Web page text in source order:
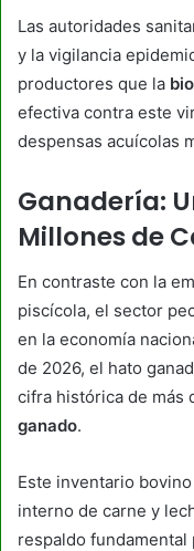
​Las autoridades
y la vigilancia
productores que la
efectiva contra este
despensas acuícolas
Ganadería:
Millones de
​En contraste con la
piscícola, el sector
en la economía
de 2026, el hato
cifra histórica de más
ganado.
​Este inventario
interno de carne y
respaldo fundamental